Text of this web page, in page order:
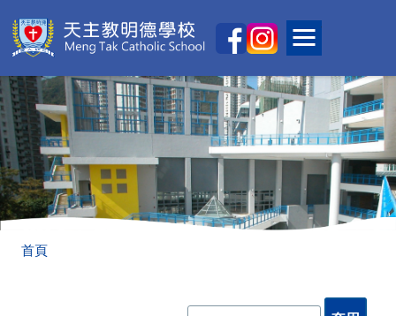
Toggle
Main
導
首頁